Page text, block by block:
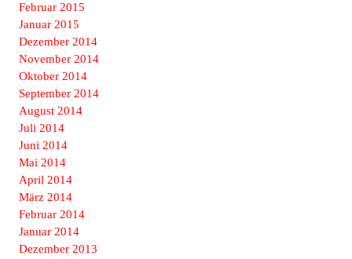
Februar 2015
Januar 2015
Dezember 2014
November 2014
Oktober 2014
September 2014
August 2014
Juli 2014
Juni 2014
Mai 2014
April 2014
März 2014
Februar 2014
Januar 2014
Dezember 2013